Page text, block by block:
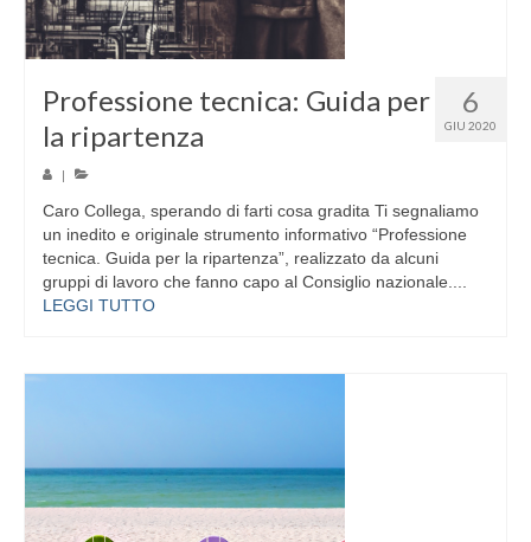
6
GIU 2020
Professione tecnica: Guida per
la ripartenza
|
Caro Collega, sperando di farti cosa gradita Ti segnaliamo
un inedito e originale strumento informativo “Professione
tecnica. Guida per la ripartenza”, realizzato da alcuni
gruppi di lavoro che fanno capo al Consiglio nazionale....
LEGGI TUTTO